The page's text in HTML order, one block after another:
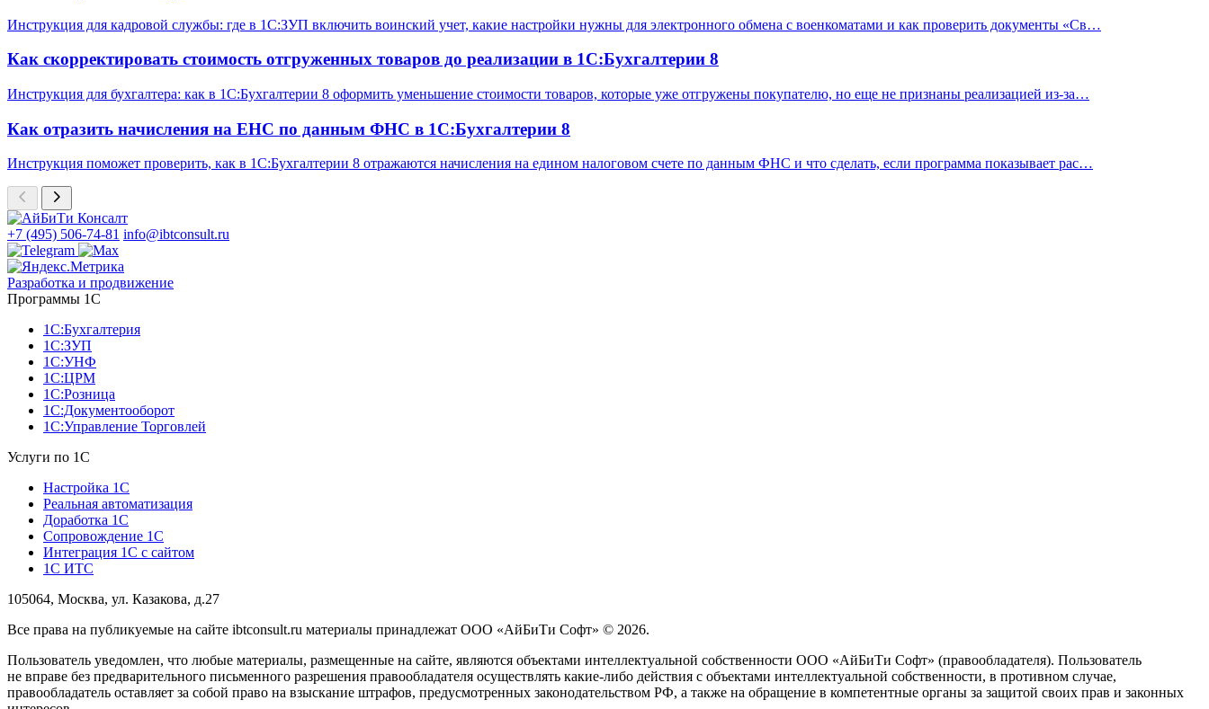
Инструкция для кадровой службы: где в 1С:ЗУП включить воинский учет, какие настройки нужны для электронного обмена с военкоматами и как проверить документы «Св…
Как скорректировать стоимость отгруженных товаров до реализации в 1С:Бухгалтерии 8
Инструкция для бухгалтера: как в 1С:Бухгалтерии 8 оформить уменьшение стоимости товаров, которые уже отгружены покупателю, но еще не признаны реализацией из-за…
Как отразить начисления на ЕНС по данным ФНС в 1С:Бухгалтерии 8
Инструкция поможет проверить, как в 1С:Бухгалтерии 8 отражаются начисления на едином налоговом счете по данным ФНС и что сделать, если программа показывает рас…
+7 (495) 506-74-81 info@ibtconsult.ru
Разработка и продвижение
Программы 1С
1С:Бухгалтерия
1С:ЗУП
1С:УНФ
1С:ЦРМ
1С:Розница
1С:Документооборот
1С:Управление Торговлей
Услуги по 1С
Настройка 1С
Реальная автоматизация
Доработка 1С
Сопровождение 1С
Интеграция 1С с сайтом
1С ИТС
105064, Москва, ул. Казакова, д.27
Все права на публикуемые на сайте ibtconsult.ru материалы принадлежат ООО «АйБиТи Софт» © 2026.
Пользователь уведомлен, что любые материалы, размещенные на сайте, являются объектами интеллектуальной собственности ООО «АйБиТи Софт» (правообладателя). Пользователь
не вправе без предварительного письменного разрешения правообладателя осуществлять какие-либо действия с объектами интеллектуальной собственности, в противном случае,
правообладатель оставляет за собой право на взыскание штрафов, предусмотренных законодательством РФ, а также на обращение в компетентные органы за защитой своих прав и законных